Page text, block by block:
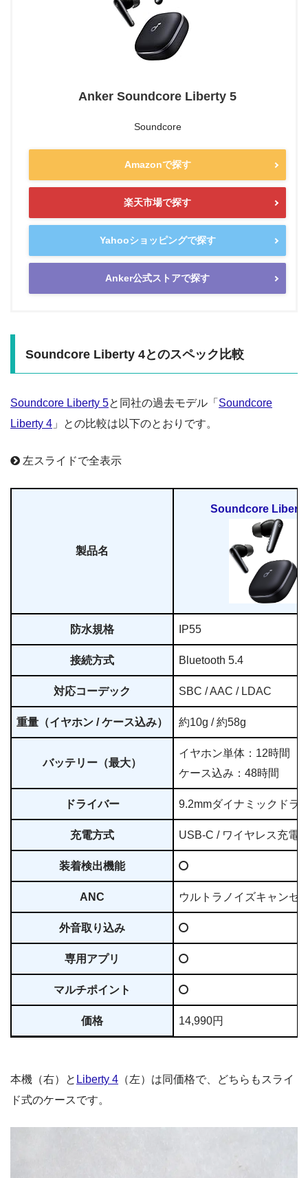
Anker Soundcore Liberty 5
Soundcore
Amazonで探す
楽天市場で探す
Yahooショッピングで探す
Anker公式ストアで探す
Soundcore Liberty 4とのスペック比較
Soundcore Liberty 5と同社の過去モデル「 Soundcore
Liberty 4 」との比較は以下のとおりです。
左スライドで全表示
製品名
Soundcore
防水規格 IP55
接続方式 Bluetooth 5.4
対応コーデック SBC / AAC / LDAC
重量（イヤホン / ケース込み） 約10g / 約58g
バッテリー（最大）
イヤホン単体：12時間
ケース込み：48時間
ドライバー 9.2mmダイナミックドラ
充電方式 USB-C / ワイヤレス充電
装着検出機能
ANC ウルトラノイズキャンセ
外音取り込み
専用アプリ
マルチポイント
価格 14,990円
本機（右）と Liberty 4 （左）は同価格で、どちらもスライ
ド式のケースです。